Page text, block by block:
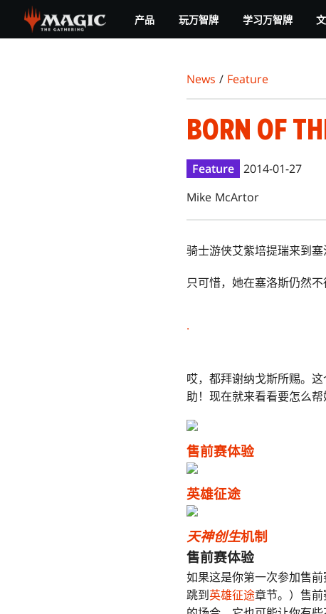
main
产品 玩万智牌 学习万智牌
News / Feature
BORN OF
Feature 2014-01-27
Mike McArtor
骑士游侠艾紫培提瑞来到
只可惜，她在塞洛斯仍然不
.
哎，都拜谢纳戈斯所赐。
助！现在就来看看要怎么帮
售前赛体验
英雄征途
天神创生机制
售前赛体验
如果这是你第一次参加售
跳到英雄征途章节。）售